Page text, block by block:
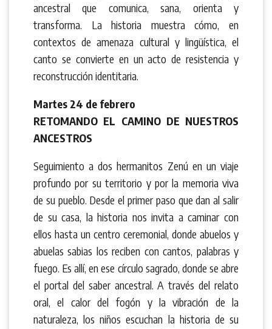
ancestral que comunica, sana, orienta y
transforma. La historia muestra cómo, en
contextos de amenaza cultural y lingüística, el
canto se convierte en un acto de resistencia y
reconstrucción identitaria.
Martes 24 de febrero
RETOMANDO EL CAMINO DE NUESTROS
ANCESTROS
Seguimiento a dos hermanitos Zenú en un viaje
profundo por su territorio y por la memoria viva
de su pueblo. Desde el primer paso que dan al salir
de su casa, la historia nos invita a caminar con
ellos hasta un centro ceremonial, donde abuelos y
abuelas sabias los reciben con cantos, palabras y
fuego. Es allí, en ese círculo sagrado, donde se abre
el portal del saber ancestral. A través del relato
oral, el calor del fogón y la vibración de la
naturaleza, los niños escuchan la historia de su